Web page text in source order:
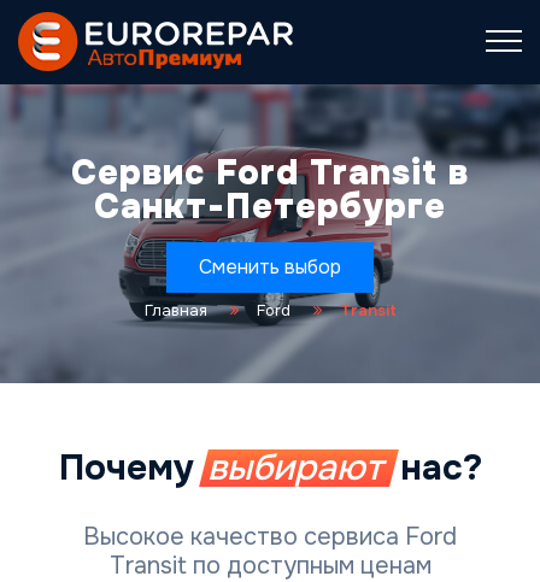
Сервис Ford Transit в
Санкт-Петербурге
Сменить выбор
Главная Ford Transit
Почему выбираютнас?
Высокое качество сервиса Ford
Transit по доступным ценам